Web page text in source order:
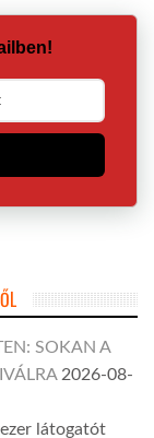
SOKAN A
2026-08-
látogatót